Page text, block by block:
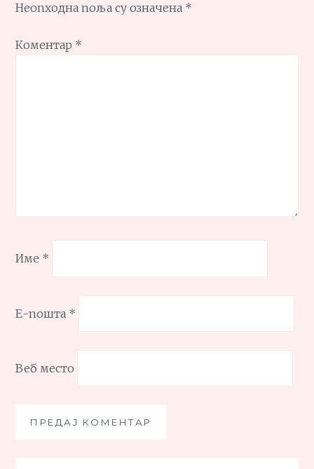
Неопходна поља су означена *
Коментар *
Име *
Е-пошта *
Веб место